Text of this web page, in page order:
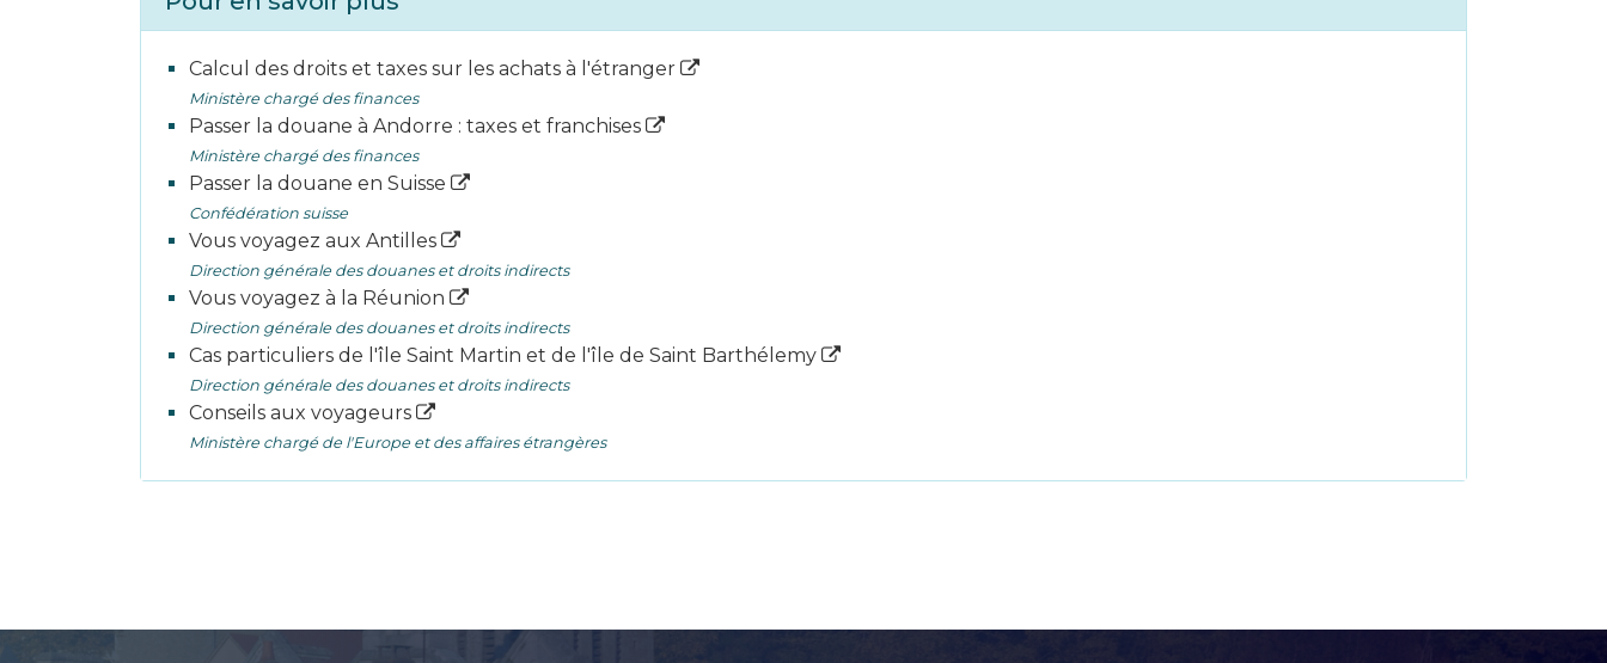
Calcul des droits et taxes sur les achats à l'étranger
Ministère chargé des finances
Passer la douane à Andorre : taxes et franchises
Ministère chargé des finances
Passer la douane en Suisse
Confédération suisse
Vous voyagez aux Antilles
Direction générale des douanes et droits indirects
Vous voyagez à la Réunion
Direction générale des douanes et droits indirects
Cas particuliers de l'île Saint Martin et de l'île de Saint Barthélemy
Direction générale des douanes et droits indirects
Conseils aux voyageurs
Ministère chargé de l'Europe et des affaires étrangères